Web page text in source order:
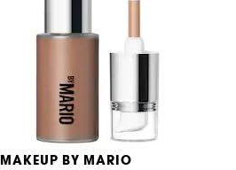
MAKEUP BY MARIO